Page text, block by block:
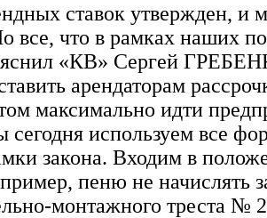
ставок утвержден, и
все, что в рамках наших
«КВ» Сергей
арендаторам
максимально идти
сегодня используем все
закона. Входим в
пеню не начислять
монтажного треста №